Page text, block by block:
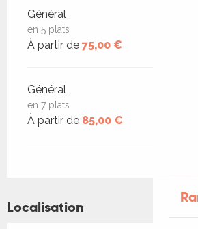
Tarifs 2026
Général
en 5 plats
À partir de 75,00 €
Général
en 7 plats
À partir de 85,00 €
Localisation